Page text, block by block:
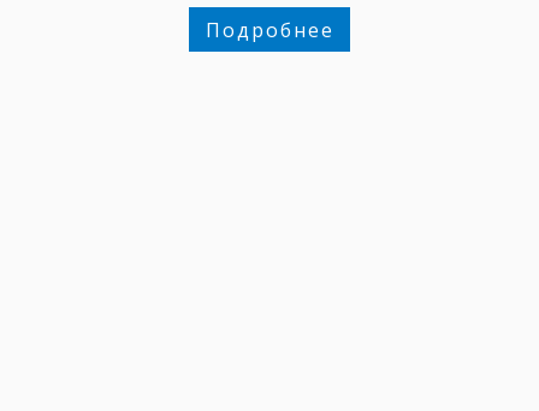
Подробнее